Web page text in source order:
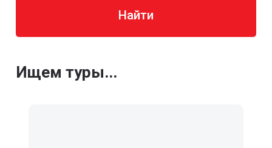
Найти
Ищем туры...